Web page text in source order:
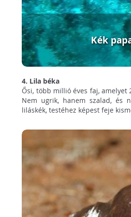
Kék
4. Lila béka
Ősi, több millió éves faj,
Nem ugrik, hanem szalad, és
liláskék, testéhez képest feje